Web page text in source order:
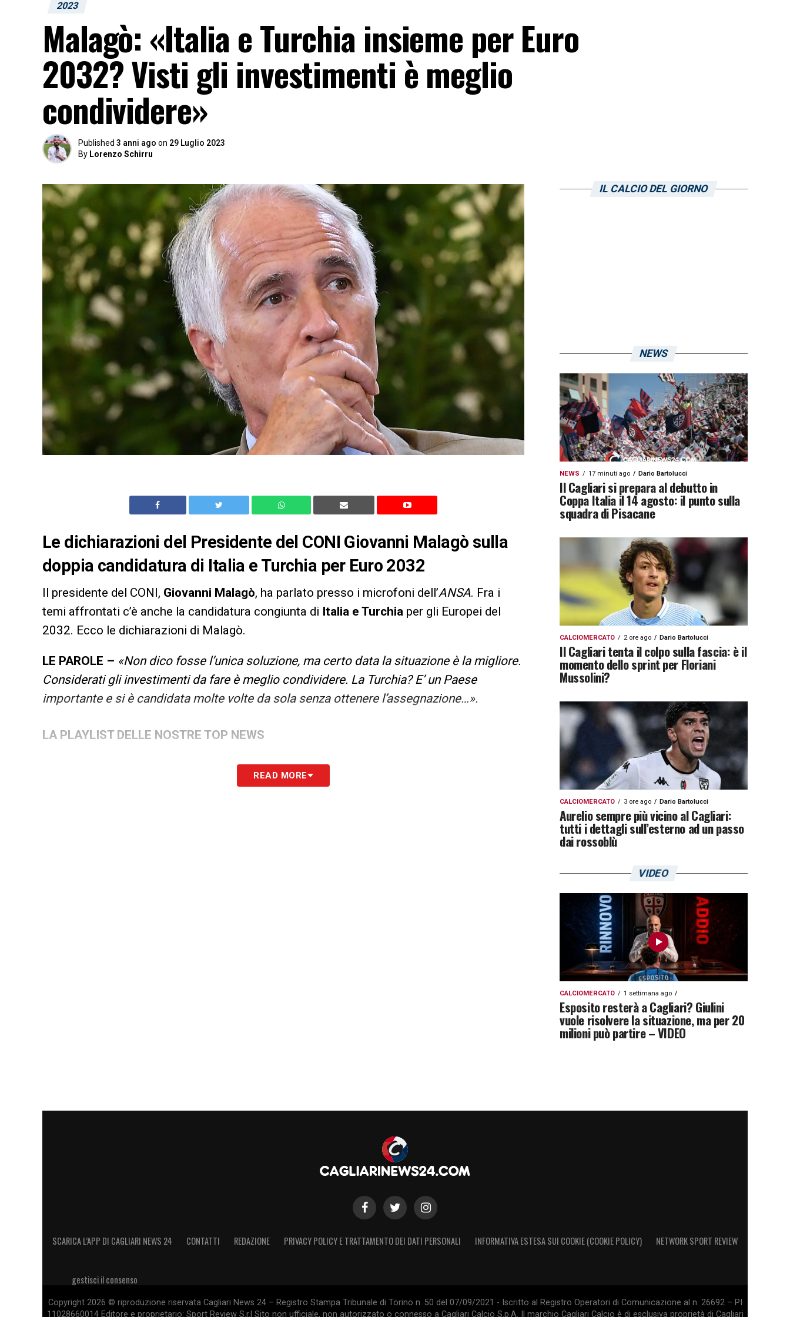
2023
Malagò: «Italia e Turchia insieme per Euro
2032? Visti gli investimenti è meglio
condividere»
Published 3 anni ago on 29 Luglio 2023
By Lorenzo Schirru
Le dichiarazioni del Presidente del CONI Giovanni Malagò sulla
doppia candidatura di Italia e Turchia per Euro 2032
Il presidente del CONI, Giovanni Malagò, ha parlato presso i microfoni dell’ANSA. Fra i
temi affrontati c’è anche la candidatura congiunta di Italia e Turchia per gli Europei del
2032. Ecco le dichiarazioni di Malagò.
LE PAROLE – «Non dico fosse l’unica soluzione, ma certo data la situazione è la migliore.
Considerati gli investimenti da fare è meglio condividere. La Turchia? E’ un Paese
importante e si è candidata molte volte da sola senza ottenere l’assegnazione…».
LA PLAYLIST DELLE NOSTRE TOP NEWS
READ MORE
IL CALCIO DEL GIORNO
NEWS
NEWS 17 minuti ago Dario Bartolucci
Il Cagliari si prepara al debutto in
Coppa Italia il 14 agosto: il punto sulla
squadra di Pisacane
CALCIOMERCATO 2 ore ago Dario Bartolucci
Il Cagliari tenta il colpo sulla fascia: è il
momento dello sprint per Floriani
Mussolini?
CALCIOMERCATO 3 ore ago Dario Bartolucci
Aurelio sempre più vicino al Cagliari:
tutti i dettagli sull’esterno ad un passo
dai rossoblù
VIDEO
CALCIOMERCATO 1 settimana ago
Esposito resterà a Cagliari? Giulini
vuole risolvere la situazione, ma per 20
milioni può partire – VIDEO
SCARICA L’APP DI CAGLIARI NEWS 24 CONTATTI REDAZIONE PRIVACY POLICY E TRATTAMENTO DEI DATI PERSONALI INFORMATIVA ESTESA SUI COOKIE (COOKIE POLICY) NETWORK SPORT REVIEW
gestisci il consenso
Copyright 2026 © riproduzione riservata Cagliari News 24 – Registro Stampa Tribunale di Torino n. 50 del 07/09/2021 - Iscritto al Registro Operatori di Comunicazione al n. 26692 – PI
11028660014 Editore e proprietario: Sport Review S.r.l Sito non ufficiale, non autorizzato o connesso a Cagliari Calcio S.p.A. Il marchio Cagliari Calcio è di esclusiva proprietà di Cagliari